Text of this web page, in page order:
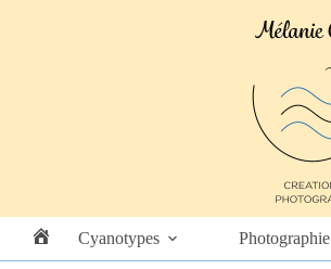
AccueilCyanotypes Photographie